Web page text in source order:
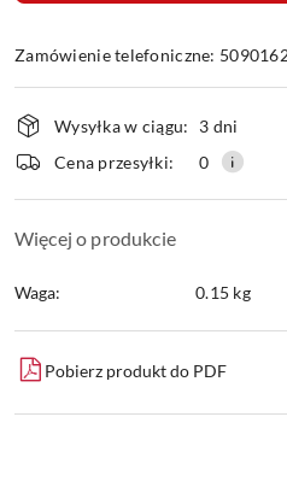
Zamówienie telefoniczne:
Dostępność
i
dostawa
Wysyłka w ciągu:
3 dni
Cena przesyłki:
0
Więcej o produkcie
Waga: 0.15 kg
Pobierz produkt do PDF